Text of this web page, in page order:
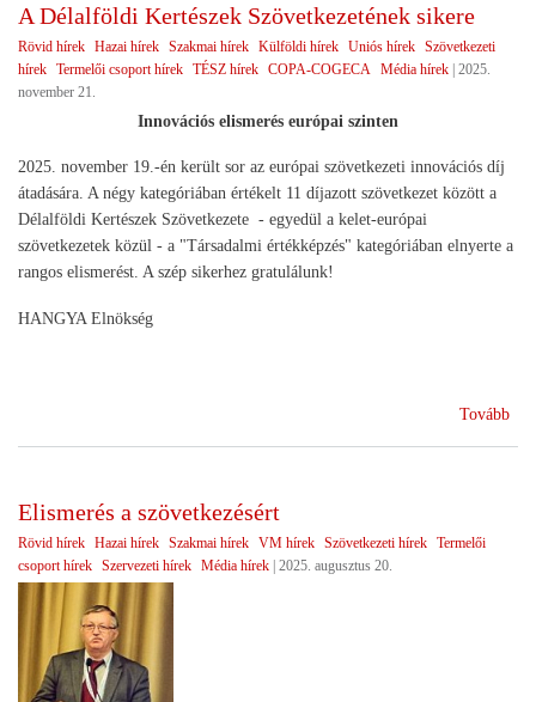
A Délalföldi Kertészek Szövetkezetének sikere
Rövid hírek Hazai hírek Szakmai hírek Külföldi hírek Uniós hírek Szövetkezeti
hírek Termelői csoport hírek TÉSZ hírek COPA-COGECA Média hírek | 2025.
november 21.
Innovációs elismerés európai szinten
2025. november 19.-én került sor az európai szövetkezeti innovációs díj
átadására. A négy kategóriában értékelt 11 díjazott szövetkezet között a
Délalföldi Kertészek Szövetkezete - egyedül a kelet-európai
szövetkezetek közül - a "Társadalmi értékképzés" kategóriában elnyerte a
rangos elismerést. A szép sikerhez gratulálunk!
HANGYA Elnökség
Tovább
Elismerés a szövetkezésért
Rövid hírek Hazai hírek Szakmai hírek VM hírek Szövetkezeti hírek Termelői
csoport hírek Szervezeti hírek Média hírek | 2025. augusztus 20.